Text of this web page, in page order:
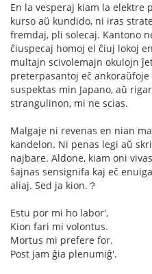
En la vesperaj kiam la elektre
kurso aŭ kundido, ni iras
fremdaj, pli solecaj. Kantono
ĉiuspecaj homoj el ĉiuj lokoj
multajn scivolemajn okulojn
preterpasantoj eĉ
suspektas min Japano, aŭ
strangulinon, mi ne scias.
Malgaje ni revenas en nian
kandelon. Ni penas legi aŭ
najbare. Aldone, kiam oni
ŝajnas sensignifa kaj eĉ
aliaj. Sed ja kion.？
Estu por mi ho labor',
Kion fari mi volontus.
Mortus mi prefere for.
Post jam ĝia plenumiĝ'.